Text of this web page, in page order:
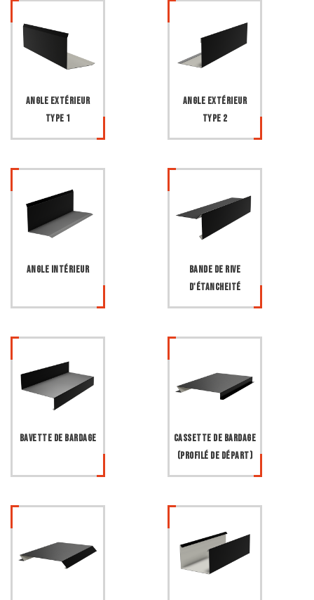
Angle extérieur
type 1
Angle extérieur
type 2
Angle intérieur
Bande de rive
d'étancheité
Bavette de bardage
Cassette de bardage
(profilé de départ)